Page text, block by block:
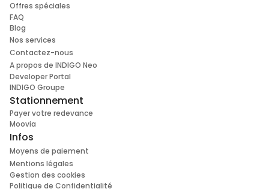
Offres spéciales
FAQ
Blog
Nos services
Contactez-nous
A propos de INDIGO Neo
Developer Portal
INDIGO Groupe
Stationnement
Payer votre redevance
Moovia
Infos
Moyens de paiement
Mentions légales
Gestion des cookies
Politique de Confidentialité